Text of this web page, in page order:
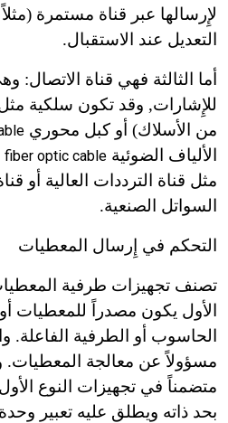
لإِرسالها عبر قناة مستمرة
التعديل عند الاستقبال.
أما الثالثة فهي قناة
للإِشارات, وقد تكون سلكية
من الأسلاك) أو كبل محوري
الألياف الضوئية fiber optic cable
مثل قناة الترددات العالية أو
السواتل الصنعية.
التحكم في إِرسال المعطيات
تصنف تجهيزات طرفية
الأول يكون مصدراً للمعطيات أو
الحاسوب أو الطرفية الفاعلة.
مسؤولاً عن معالجة المعطيات.
متضمناً في تجهيزات النوع
بحد ذاته ويطلق عليه تعبير